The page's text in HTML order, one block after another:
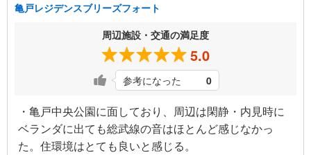
亀戸レジデンスブリーズフォート
周辺施設・交通の満足度
5.0
参考になった 0
・亀戸中央公園に面しており、周辺は閑静・内見時に
ベランダに出ても総武線の音はほとんど感じなかっ
た。住環境はとても良いと感じる。